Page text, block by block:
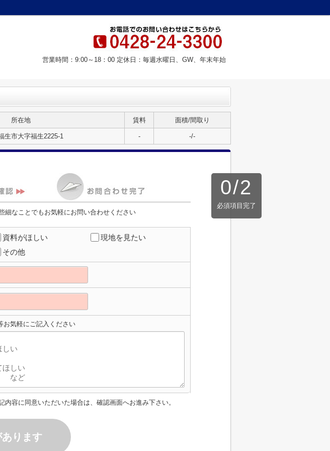
営業時間：9:00～18：00 定休日：毎週水曜日、GW、年末年始
所在地 賃料 面積/間取り
生市大字福生2225-1 - -/-
0/2
必須項目完了
細なことでもお気軽にお問い合わせください
資料がほしい
現地を見たい
その他
お気軽にご記入ください
内容に同意いただいた場合は、確認画面へお進み下さい。
ります